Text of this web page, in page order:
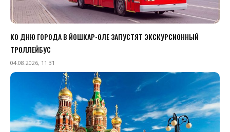
КО ДНЮ ГОРОДА В ЙОШКАР-ОЛЕ ЗАПУСТЯТ ЭКСКУРСИОННЫЙ
ТРОЛЛЕЙБУС
04.08.2026, 11:31